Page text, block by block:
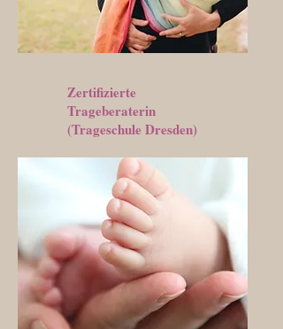
Zertifizierte
Trageberaterin
(Trageschule Dresden)